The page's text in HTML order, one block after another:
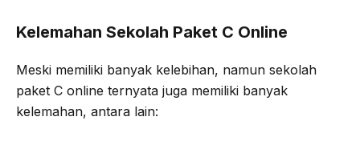
Kelemahan Sekolah Paket C Online
Meski memiliki banyak kelebihan, namun sekolah
paket C online ternyata juga memiliki banyak
kelemahan, antara lain: